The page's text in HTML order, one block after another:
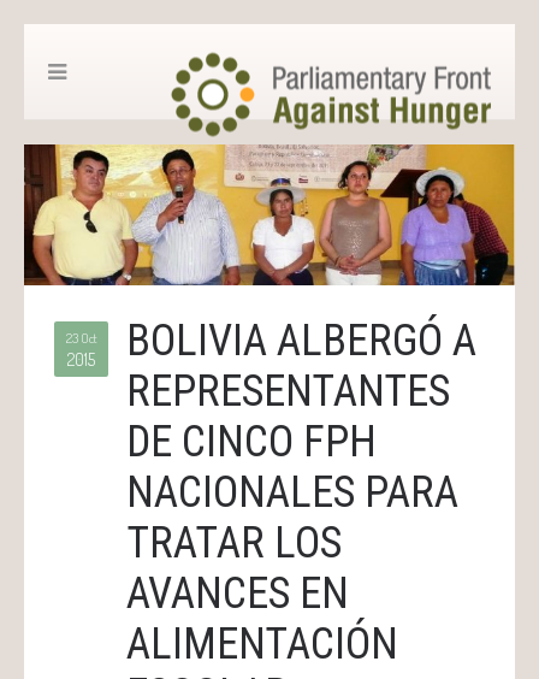
23 Oct
2015
BOLIVIA ALBERGÓ A
REPRESENTANTES
DE CINCO FPH
NACIONALES PARA
TRATAR LOS
AVANCES EN
ALIMENTACIÓN